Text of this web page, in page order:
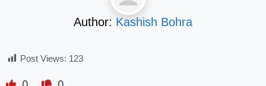
Author: Kashish Bohra
Post Views: 123